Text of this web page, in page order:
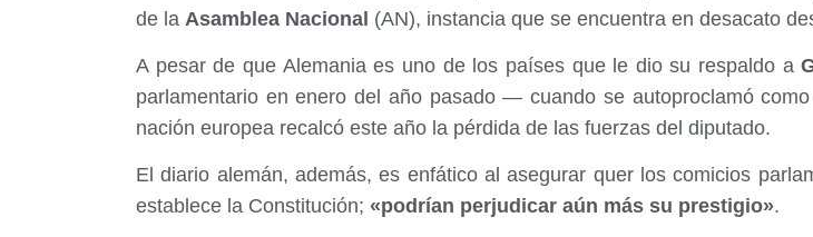
de la Asamblea Nacional (AN), instancia que se encuentra en desacato
A pesar de que Alemania es uno de los países que le dio su respaldo a
parlamentario en enero del año pasado — cuando se autoproclamó
nación europea recalcó este año la pérdida de las fuerzas del diputado.
El diario alemán, además, es enfático al asegurar quer los comicios
establece la Constitución; «podrían perjudicar aún más su prestigio».